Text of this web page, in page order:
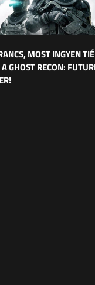
MOST INGYEN
GHOST RECON: